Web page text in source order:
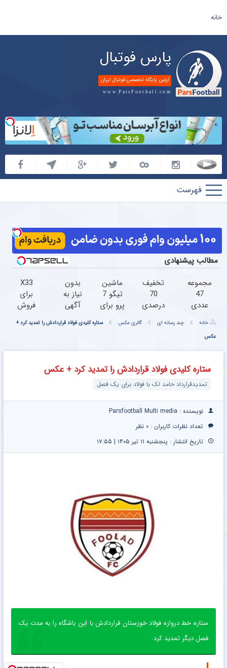
خانه
پارس فوتبال
اولین پایگاه تخصصی فوتبال ایران
www.ParsFootball.com
پارس
فوتبال
مطالب پیشنهادی
مجموعه
47
عددی
پیچ
گوشتی
شارژی
به مدت
محدود)
تخفیف
70
درصدی
محصولات
ماشین
تیگو 7
پرو برای
داری؟
سریع
بدون
نیاز به
آگهی
با یک
مراجعه
شد
X33
برای
فروش
اینجا
سریع
خانه چند رسانه ای گالری عکس
ستاره کلیدی فولاد قراردادش را تمدید کرد +
عکس
ستاره کلیدی فولاد قراردادش را تمدید کرد + عکس
تمدیدقرارداد حامد لک با فولاد برای یک فصل
نویسنده : Parsfootball Multi media
تعداد نظرات کاربران : ۰ نظر
تاریخ انتشار : پنجشنبه ۱۱ تیر ۱۴۰۵ | ۱۷:۵۵
ستاره خط دروازه فولاد خوزستان قراردادش با این باشگاه را به مدت یک
فصل دیگر تمدید کرد.